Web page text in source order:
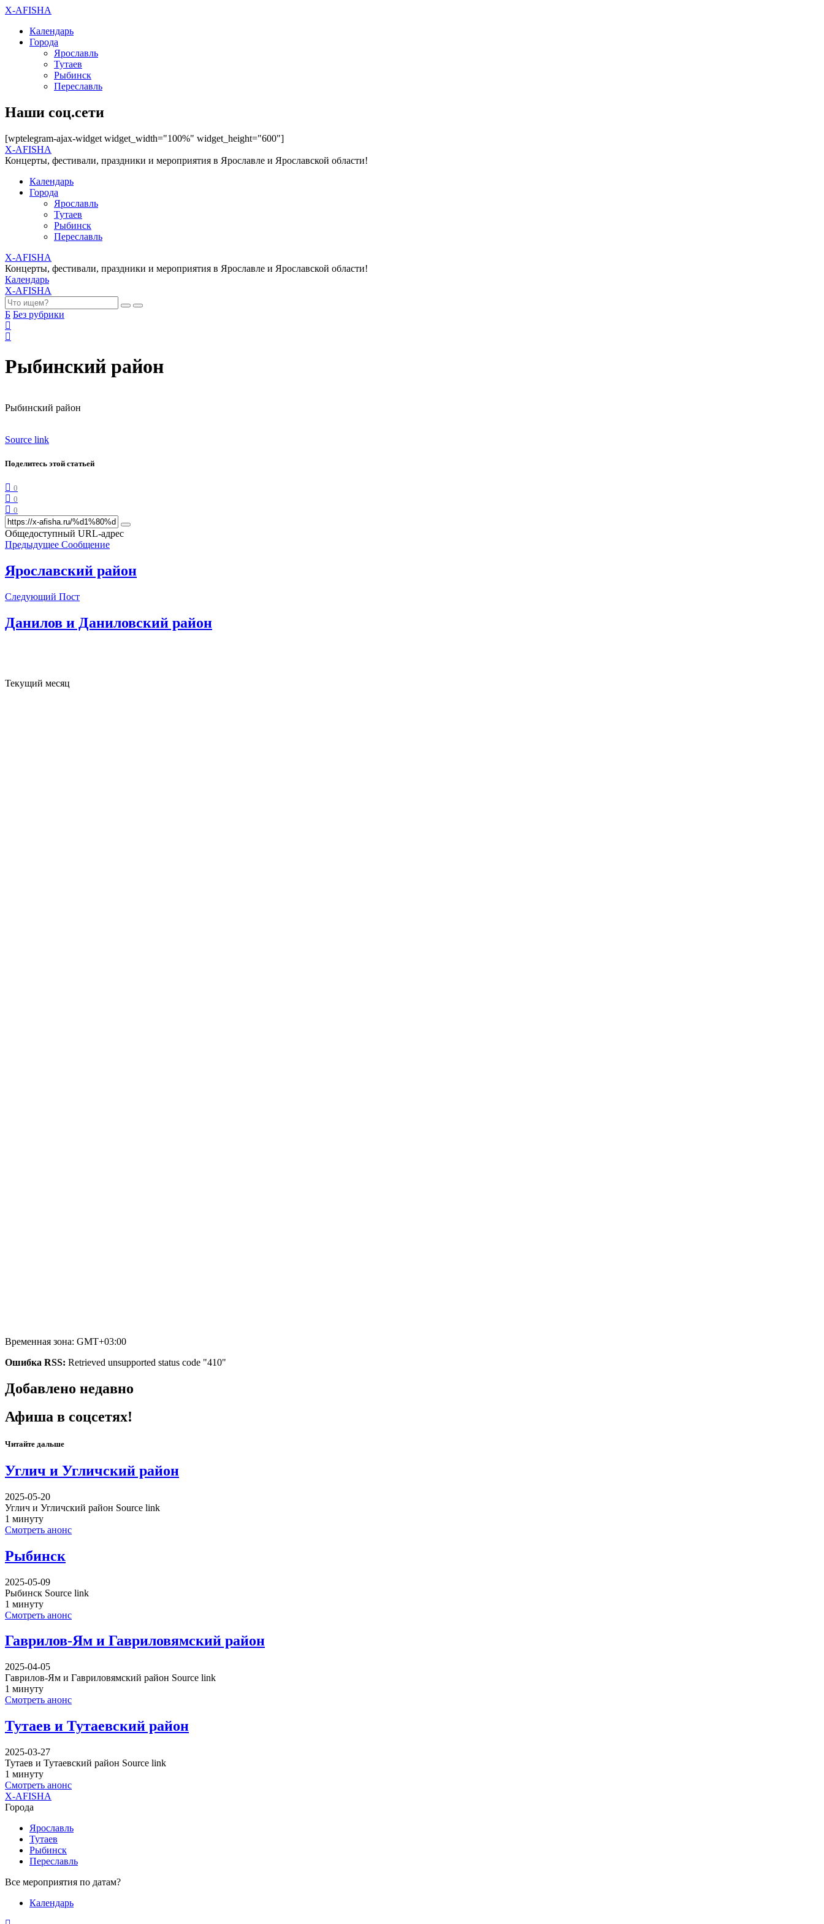
X-AFISHA
Календарь
Города
Ярославль
Тутаев
Рыбинск
Переславль
Наши соц.сети
[wptelegram-ajax-widget widget_width="100%" widget_height="600"]
X-AFISHA
Концерты, фестивали, праздники и мероприятия в Ярославле и Ярославской области!
Календарь
Города
Ярославль
Тутаев
Рыбинск
Переславль
X-AFISHA
Концерты, фестивали, праздники и мероприятия в Ярославле и Ярославской области!
Календарь
X-AFISHA
Б Без рубрики
Рыбинский район
Рыбинский район
Source link
Поделитесь этой статьей
0
0
0
Общедоступный URL-адрес
Предыдущее Сообщение
Ярославский район
Следующий Пост
Данилов и Даниловский район
Текущий месяц
Временная зона: GMT+03:00
Ошибка RSS: Retrieved unsupported status code "410"
Добавлено недавно
Афиша в соцсетях!
Читайте дальше
Углич и Угличский район
2025-05-20
Углич и Угличский район Source link
1 минуту
Смотреть анонс
Рыбинск
2025-05-09
Рыбинск Source link
1 минуту
Смотреть анонс
Гаврилов-Ям и Гавриловямский район
2025-04-05
Гаврилов-Ям и Гавриловямский район Source link
1 минуту
Смотреть анонс
Тутаев и Тутаевский район
2025-03-27
Тутаев и Тутаевский район Source link
1 минуту
Смотреть анонс
X-AFISHA
Города
Ярославль
Тутаев
Рыбинск
Переславль
Все мероприятия по датам?
Календарь